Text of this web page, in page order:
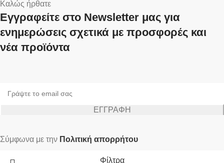
Καλώς ήρθατε
Εγγραφείτε στο Newsletter μας για
ενημερώσεις σχετικά με προσφορές και
νέα προϊόντα
Σύμφωνα με την Πολιτική απορρήτου
Φίλτρα